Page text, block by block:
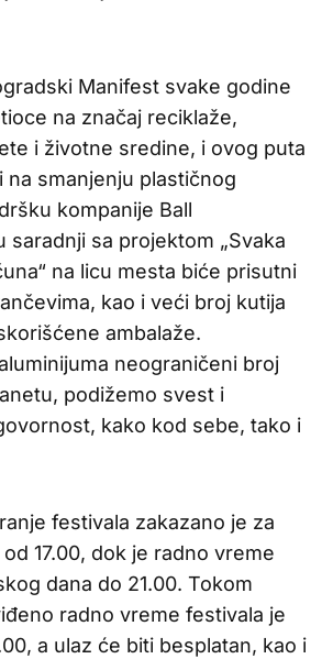
Manifest svake godine
na značaj reciklaže,
i životne sredine, i ovog puta
na smanjenju plastičnog
kompanije Ball
saradnji sa projektom „Svaka
na licu mesta biće prisutni
kao i veći broj kutija
ambalaže.
neograničeni broj
podižemo svest i
kako kod sebe, tako i
festivala zakazano je za
17.00, dok je radno vreme
dana do 21.00. Tokom
radno vreme festivala je
a ulaz će biti besplatan, kao i